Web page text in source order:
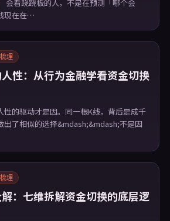
会看跷跷板的人，不是在预测「哪个会
现在在…
理
人性：从行为金融学看资金切换
性的驱动才是因。同一根K线，背后是成千
出了相似的选择&mdash;&mdash;不是因
理
解：七维拆解资金切换的底层逻